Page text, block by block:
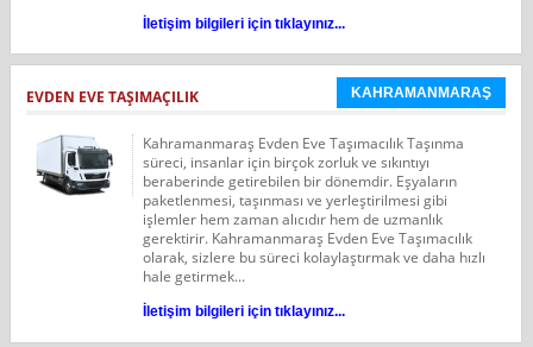
İletişim bilgileri için tıklayınız...
EVDEN EVE TAŞIMAÇILIK KAHRAMANMARAŞ
Kahramanmaraş Evden Eve Taşımacılık Taşınma
süreci, insanlar için birçok zorluk ve sıkıntıyı
beraberinde getirebilen bir dönemdir. Eşyaların
paketlenmesi, taşınması ve yerleştirilmesi gibi
işlemler hem zaman alıcıdır hem de uzmanlık
gerektirir. Kahramanmaraş Evden Eve Taşımacılık
olarak, sizlere bu süreci kolaylaştırmak ve daha hızlı
hale getirmek...
İletişim bilgileri için tıklayınız...